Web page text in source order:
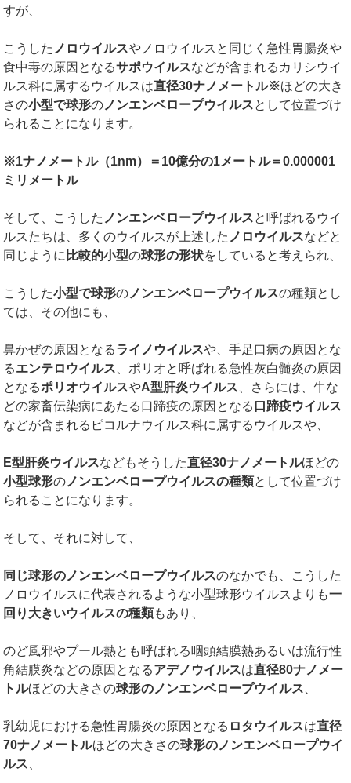
すが、
こうした ノロウイルスやノロウイルスと同じく急性胃腸炎や
食中毒の原因となるサポウイルスなどが含まれるカリシウイ
ルス科に属するウイルスは直径30ナノメートル※ほどの大き
さの小型で球形の ノンエンベロープウイルスとして位置づけ
られることになります。
※1ナノメートル（1nm）＝ 10億分の1メートル＝0.000001
ミリメートル
そして、こうした ノンエンベロープウイルスと呼ばれるウイ
ルスたちは、多くのウイルスが上述した ノロウイルスなどと
同じように 比較的小型の球形の形状をしていると考えられ、
こうした小型で球形の ノンエンベロープウイルスの種類とし
ては、その他にも、
鼻かぜの原因となるライノウイルスや、手足口病の原因とな
るエンテロウイルス 、ポリオと呼ばれる急性灰白髄炎の原因
となるポリオウイルスやA型肝炎ウイルス 、さらには、牛な
どの家畜伝染病にあたる口蹄疫の原因となる 口蹄疫ウイルス
などが含まれるピコルナウイルス科に属するウイルスや、
E型肝炎ウイルスなどもそうした直径30ナノメートルほどの
小型球形の ノンエンベロープウイルスの種類として位置づけ
られることになります。
そして、それに対して、
同じ球形のノンエンベロープウイルスのなかでも、こうした
ノロウイルスに代表されるような小型球形ウイルスよりも一
回り大きいウイルスの種類もあり、
のど風邪やプール熱とも呼ばれる咽頭結膜熱あるいは流行性
角結膜炎などの原因となるアデノウイルスは直径80ナノメー
トルほどの大きさの球形のノンエンベロープウイルス
乳幼児における急性胃腸炎の原因となる ロタウイルスは直径
70ナノメートルほどの大きさの球形のノンエンベロープウイ
ルス